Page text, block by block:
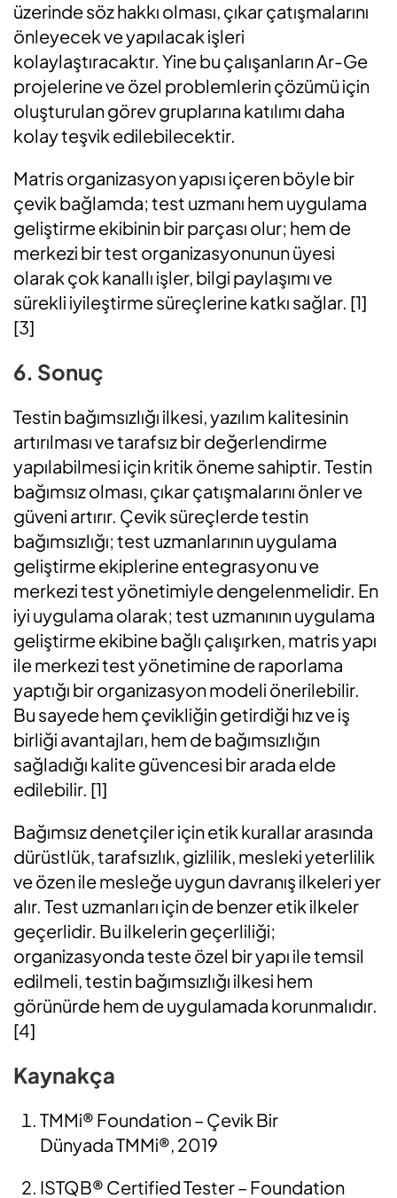
üzerinde söz hakkı olması, çıkar çatışmalarını
önleyecek ve yapılacak işleri
kolaylaştıracaktır. Yine bu çalışanların Ar-Ge
projelerine ve özel problemlerin çözümü için
oluşturulan görev gruplarına katılımı daha
kolay teşvik edilebilecektir.
Matris organizasyon yapısı içeren böyle bir
çevik bağlamda; test uzmanı hem uygulama
geliştirmeekibininbir parçası olur; hem de
merkezi bir test organizasyonunun üyesi
olarak çok kanallı işler, bilgi paylaşımı ve
sürekli iyileştirme süreçlerine katkı sağlar. [1]
[3]
6. Sonuç
Testin bağımsızlığı ilkesi, yazılım kalitesinin
artırılması ve tarafsız bir değerlendirme
yapılabilmesi için kritik öneme sahiptir. Testin
bağımsız olması, çıkar çatışmalarını önler ve
güveni artırır. Çevik süreçlerde testin
bağımsızlığı; test uzmanlarının uygulama
geliştirme ekiplerine entegrasyonu ve
merkezi test yönetimiyle dengelenmelidir. En
iyi uygulama olarak; test uzmanının uygulama
geliştirme ekibine bağlı çalışırken, matris yapı
ile merkezi test yönetimine de raporlama
yaptığı bir organizasyon modeli önerilebilir.
Bu sayede hem çevikliğin getirdiği hız ve iş
birliği avantajları, hem de bağımsızlığın
sağladığı kalite güvencesi bir arada elde
edilebilir. [1]
Bağımsız denetçiler için etik kurallar arasında
dürüstlük, tarafsızlık, gizlilik, mesleki yeterlilik
ve özen ile mesleğe uygun davranış ilkeleri yer
alır. Test uzmanları için de benzer etik ilkeler
geçerlidir. Bu ilkelerin geçerliliği;
organizasyonda teste özel bir yapı ile temsil
edilmeli, testin bağımsızlığı ilkesi hem
görünürde hem de uygulamada korunmalıdır.
[4]
Kaynakça
TMMi® Foundation– Çevik Bir
DünyadaTMMi®, 2019
ISTQB® CertifiedTester– Foundation